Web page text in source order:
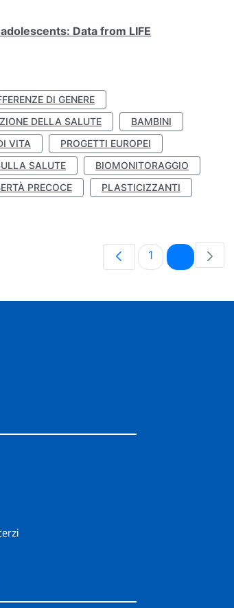
Data from LIFE
DI GENERE
DELLA SALUTE
BAMBINI
VITA
PROGETTI EUROPEI
SALUTE
BIOMONITORAGGIO
PRECOCE
PLASTICIZZANTI
Pagina
1 Pagina